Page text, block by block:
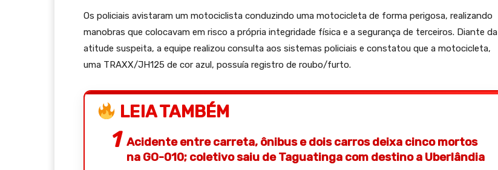
Os policiais avistaram um motociclista conduzindo uma motocicleta de forma perigosa, realizando
manobras que colocavam em risco a própria integridade física e a segurança de terceiros. Diante da
atitude suspeita, a equipe realizou consulta aos sistemas policiais e constatou que a motocicleta,
uma TRAXX/JH125 de cor azul, possuía registro de roubo/furto.
LEIA TAMBÉM
Acidente entre carreta, ônibus e dois carros deixa cinco mortos
na GO-010; coletivo saiu de Taguatinga com destino a Uberlândia